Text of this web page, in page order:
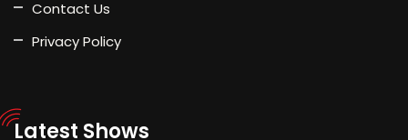
Contact Us
Privacy Policy
Latest Shows